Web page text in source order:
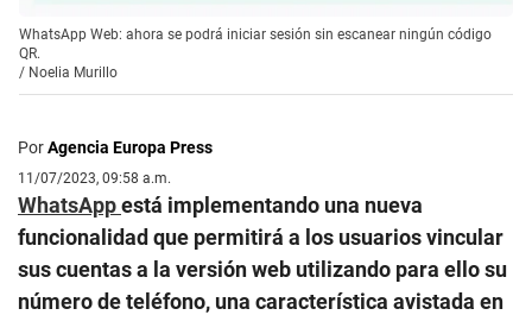
WhatsApp Web: ahora se podrá iniciar sesión sin escanear ningún código
QR.
/ Noelia Murillo
PorAgencia Europa Press
11/07/2023, 09:58 a.m.
WhatsAppestá implementando una nueva
funcionalidad que permitirá a los usuarios vincular
sus cuentas a la versión web utilizando para ello su
número de teléfono, una característica avistada en